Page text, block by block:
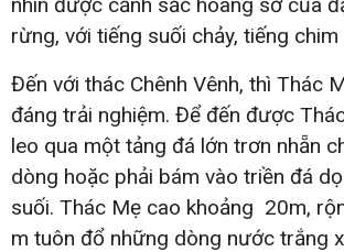
rừng, với tiếng suối chảy, tiếng chim
Đến với thác Chênh Vênh, thì Thác
đáng trải nghiệm. Để đến được
leo qua một tảng đá lớn trơn nhẵn
dòng hoặc phải bám vào triền đá
suối. Thác Mẹ cao khoảng 20m,
m tuôn đổ những dòng nước trắng